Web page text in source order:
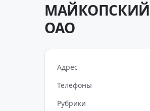
ОАО
Адрес
Телефоны
Рубрики